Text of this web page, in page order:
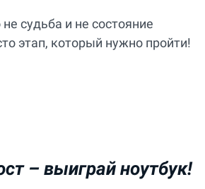
судьба и не состояние
этап, который нужно пройти!
– выиграй ноутбук!